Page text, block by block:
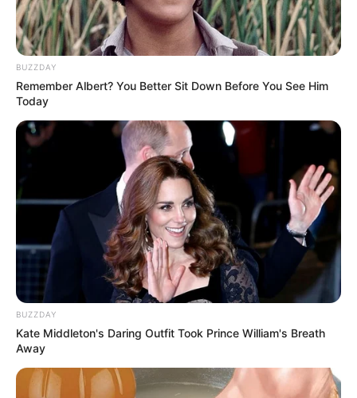
Sushi tertua yang bernama Narezushi terbuat dari ikan yang
difermentasi dan diisi dengan nasi cuka memiliki rasa yang sangat
khas seperti keju biru (blue cheese). Sushi ini memiliki bau yang
sangat tajam dan menyengat. Berani mencicipinya?
Baca juga:
Kamu Tahu
5. Sushi sebenarnya berasal dari luar jepang
BUZZDAY
Remember Albert? You Better Sit Down Before You See Him
Today
BUZZDAY
Kate Middleton's Daring Outfit Took Prince William's Breath
Away